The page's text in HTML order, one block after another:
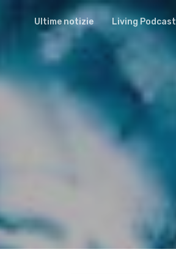
Ultime notizie Living Podcast